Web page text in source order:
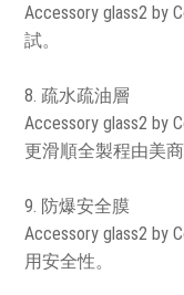
Accessory glass2 by
試。
8. 疏水疏油層
Accessory glass2
更滑順全製程由美
9. 防爆安全膜
Accessory glass2
用安全性。